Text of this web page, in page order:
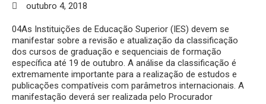
outubro 4, 2018
04As Instituições de Educação Superior (IES) devem se
manifestar sobre a revisão e atualização da classificação
dos cursos de graduação e sequenciais de formação
específica até 19 de outubro. A análise da classificação é
extremamente importante para a realização de estudos e
publicações compatíveis com parâmetros internacionais. A
manifestação deverá ser realizada pelo Procurador